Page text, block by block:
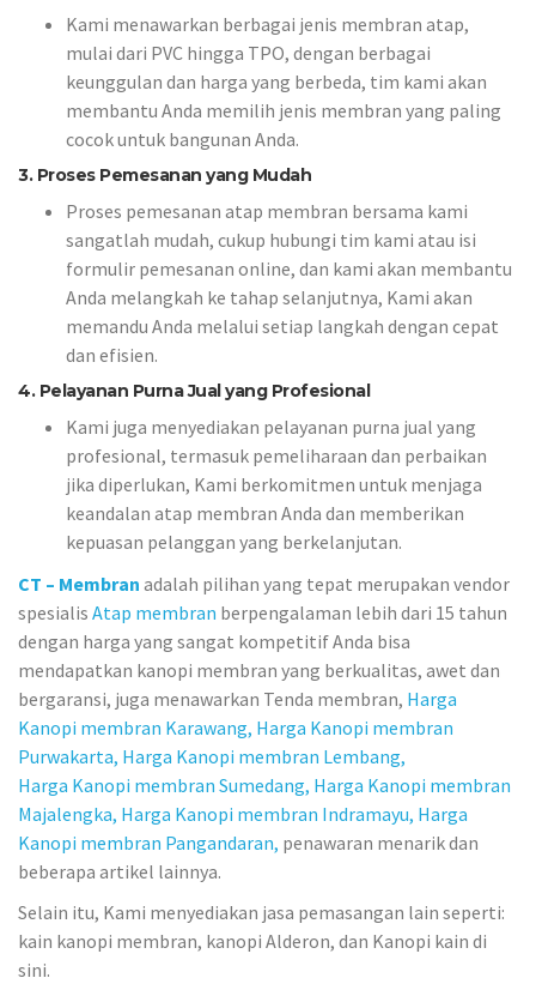
Kami menawarkan berbagai jenis membran atap,
mulai dari PVC hingga TPO, dengan berbagai
keunggulan dan harga yang berbeda, tim kami akan
membantu Anda memilih jenis membran yang paling
cocok untuk bangunan Anda.
3. Proses Pemesanan yang Mudah
Proses pemesanan atap membran bersama kami
sangatlah mudah, cukup hubungi tim kami atau isi
formulir pemesanan online, dan kami akan membantu
Anda melangkah ke tahap selanjutnya, Kami akan
memandu Anda melalui setiap langkah dengan cepat
dan efisien.
4. Pelayanan Purna Jual yang Profesional
Kami juga menyediakan pelayanan purna jual yang
profesional, termasuk pemeliharaan dan perbaikan
jika diperlukan, Kami berkomitmen untuk menjaga
keandalan atap membran Anda dan memberikan
kepuasan pelanggan yang berkelanjutan.
CT – Membran adalah pilihan yang tepat merupakan vendor
spesialis Atap membran berpengalaman lebih dari 15 tahun
dengan harga yang sangat kompetitif Anda bisa
mendapatkan kanopi membran yang berkualitas, awet dan
bergaransi, juga menawarkan Tenda membran, Harga
Kanopi membran Karawang, Harga Kanopi membran
Purwakarta, Harga Kanopi membran Lembang,
Harga Kanopi membran Sumedang, Harga Kanopi membran
Majalengka, Harga Kanopi membran Indramayu, Harga
Kanopi membran Pangandaran, penawaran menarik dan
beberapa artikel lainnya.
Selain itu, Kami menyediakan jasa pemasangan lain seperti:
kain kanopi membran, kanopi Alderon, dan Kanopi kain di
sini.